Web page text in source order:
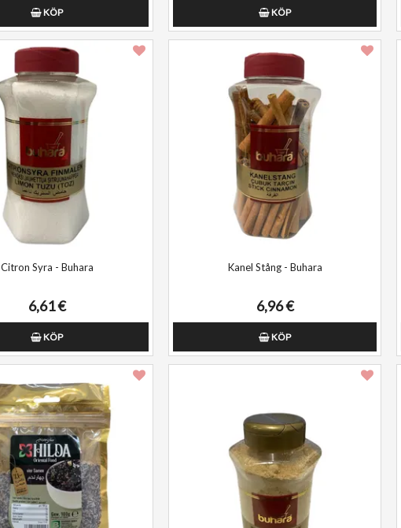
KÖP KÖP
Citron Syra - Buhara
6,61 €
KÖP
Kanel Stång - Buhara
6,96 €
KÖP